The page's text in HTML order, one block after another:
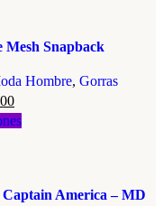
Snapback
Hombre, Gorras
America – MD